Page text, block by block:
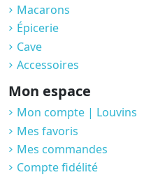
Macarons
Épicerie
Cave
Accessoires
Mon espace
Mon compte | Louvins
Mes favoris
Mes commandes
Compte fidélité